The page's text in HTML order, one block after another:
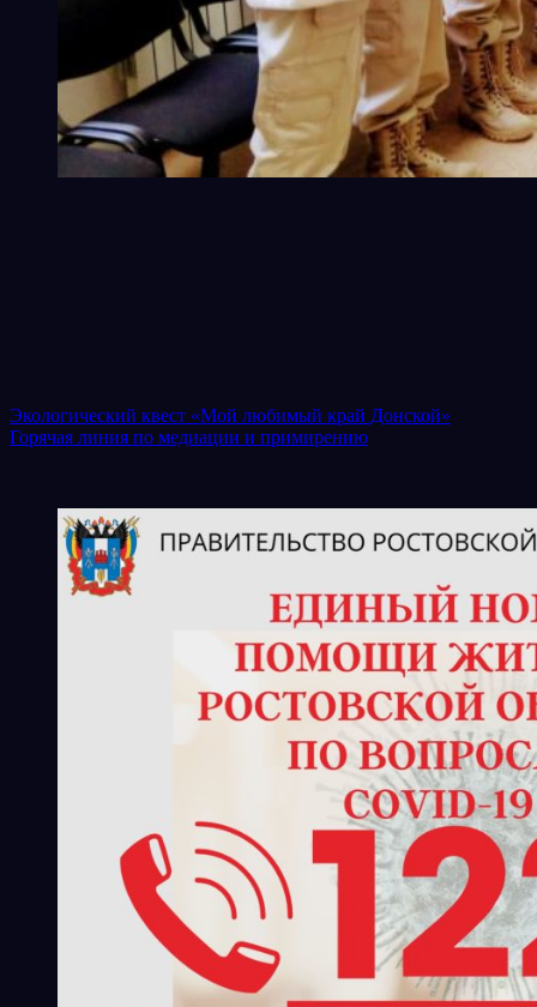
Навигация
по
Экологический квест «Мой любимый край Донской»
Горячая линия по медиации и примирению